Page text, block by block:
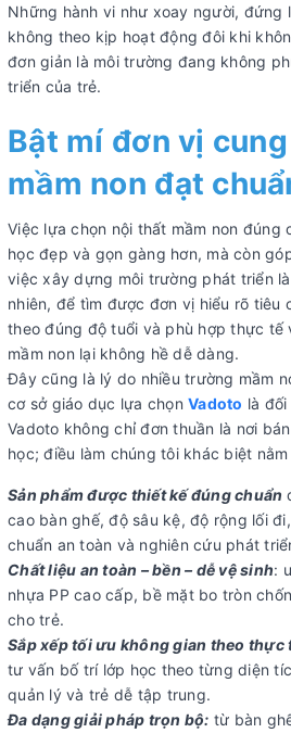
Những hành vi như xoay người, đứng
không theo kịp hoạt động đôi khi
đơn giản là môi trường đang không
triển của trẻ.
Bật mí đơn vị
mầm non đạt
Việc lựa chọn nội thất mầm non đúng
học đẹp và gọn gàng hơn, mà còn
việc xây dựng môi trường phát triển
nhiên, để tìm được đơn vị hiểu rõ tiêu
theo đúng độ tuổi và phù hợp thực tế
mầm non lại không hề dễ dàng.
Đây cũng là lý do nhiều trường mầm
cơ sở giáo dục lựa chọn Vadoto là
Vadoto không chỉ đơn thuần là nơi
học; điều làm chúng tôi khác biệt
Sản phẩm được thiết kế đúng chuẩn
cao bàn ghế, độ sâu kệ, độ rộng lối
chuẩn an toàn và nghiên cứu phát
Chất liệu an toàn – bền – dễ vệ sinh:
nhựa PP cao cấp, bề mặt bo tròn
cho trẻ.
Sắp xếp tối ưu không gian theo thực
tư vấn bố trí lớp học theo từng diện
quản lý và trẻ dễ tập trung.
Đa dạng giải pháp trọn bộ: từ bàn